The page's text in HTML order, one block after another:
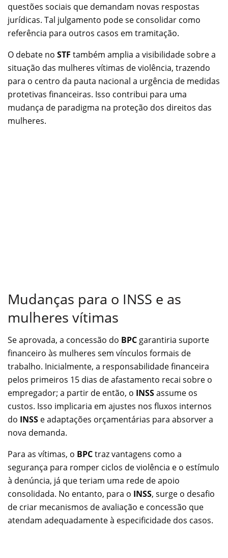
questões sociais que demandam novas respostas
jurídicas. Tal julgamento pode se consolidar como
referência para outros casos em tramitação.
O debate no STF também amplia a visibilidade sobre a
situação das mulheres vítimas de violência, trazendo
para o centro da pauta nacional a urgência de medidas
protetivas financeiras. Isso contribui para uma
mudança de paradigma na proteção dos direitos das
mulheres.
Mudanças para o INSS e as
mulheres vítimas
Se aprovada, a concessão do BPC garantiria suporte
financeiro às mulheres sem vínculos formais de
trabalho. Inicialmente, a responsabilidade financeira
pelos primeiros 15 dias de afastamento recai sobre o
empregador; a partir de então, o INSSassume os
custos. Isso implicaria em ajustes nos fluxos internos
do INSS e adaptações orçamentárias para absorver a
nova demanda.
Para as vítimas, o BPCtraz vantagens como a
segurança para romper ciclos de violência e o estímulo
à denúncia, já que teriam uma rede de apoio
consolidada. No entanto, para o INSS, surge o desafio
de criar mecanismos de avaliação e concessão que
atendam adequadamente à especificidade dos casos.